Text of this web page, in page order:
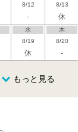
8/12
-
8/13
休
水
8/19
休
木
8/20
-
8/26
もっと見る